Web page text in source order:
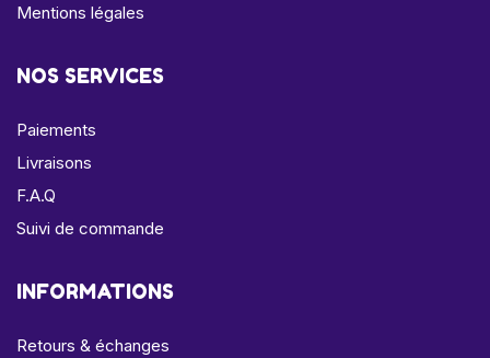
Mentions légales
NOS SERVICES
Paiements
Livraisons
F.A.Q
Suivi de commande
INFORMATIONS
Retours & échanges